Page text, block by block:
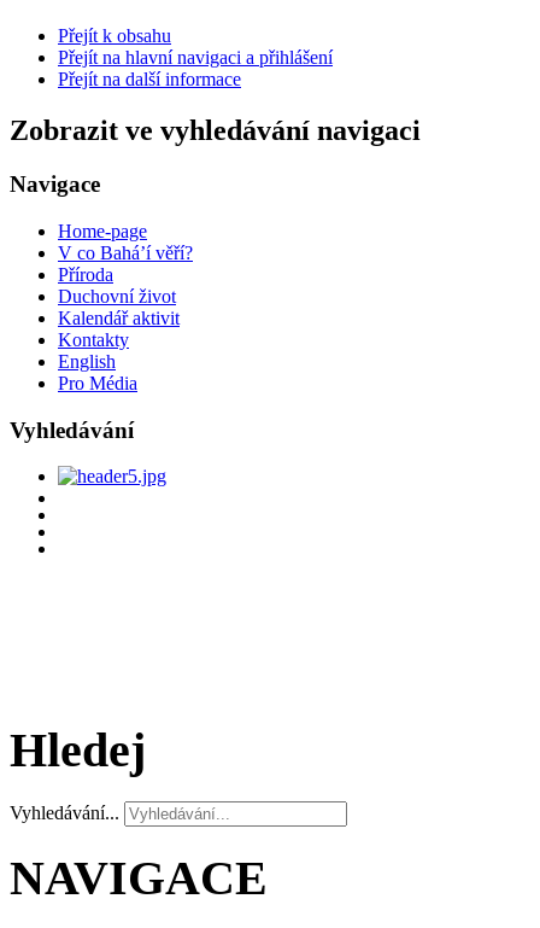
Přejít k obsahu
Přejít na hlavní navigaci a přihlášení
Přejít na další informace
Zobrazit ve vyhledávání navigaci
Navigace
Home-page
V co Bahá’í věří?
Příroda
Duchovní život
Kalendář aktivit
Kontakty
English
Pro Média
Vyhledávání
Hledej
Vyhledávání...
NAVIGACE